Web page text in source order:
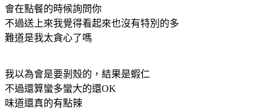
會在點餐的時候詢問你
不過送上來我覺得看起來也沒有特別的多
難道是我太貪心了嗎
我以為會是要剝殼的，結果是蝦仁
不過還算蠻多蠻大的還OK
味道還真的有點辣